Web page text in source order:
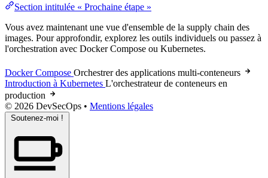
Section intitulée « Prochaine étape »
Vous avez maintenant une vue d'ensemble de la supply chain des
images. Pour approfondir, explorez les outils individuels ou passez à
l'orchestration avec Docker Compose ou Kubernetes.
Docker Compose Orchestrer des applications multi-conteneurs
Introduction à Kubernetes L'orchestrateurde conteneurs en
production
© 2026 DevSecOps • Mentions légales
Soutenez-moi !